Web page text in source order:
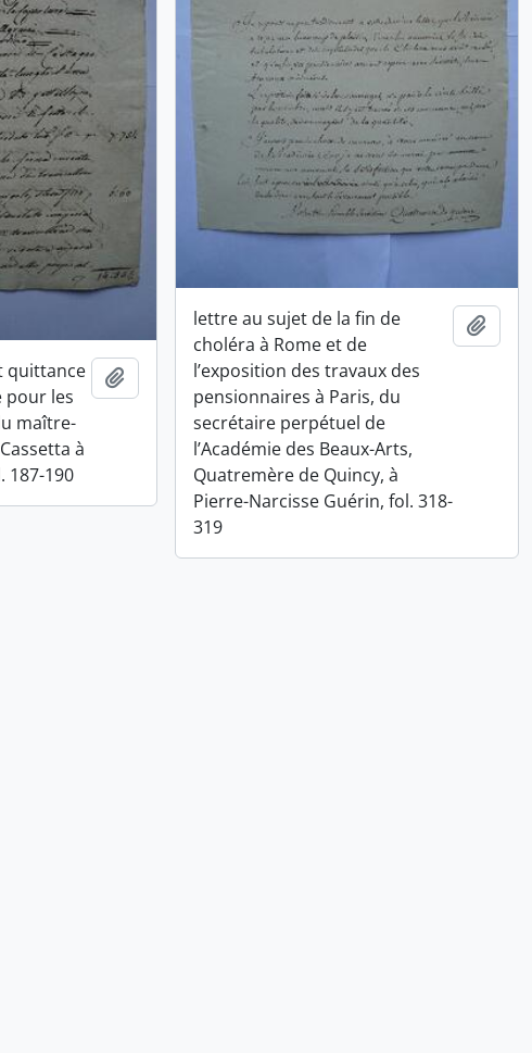
lettre au sujet de la fin de
choléra à Rome et de
l’exposition des travaux des
pensionnaires à Paris, du
secrétaire perpétuel de
l’Académie des Beaux-Arts,
Quatremère de Quincy, à
Pierre-Narcisse Guérin, fol. 318-
319
quittance
pour les
maître-
à
187-190
Ajouter au presse-papier